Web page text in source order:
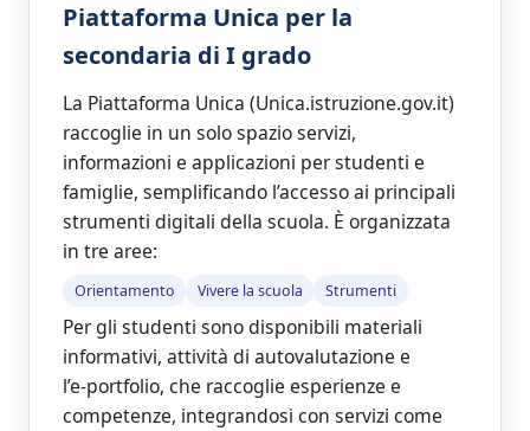
Piattaforma Unica per la
secondaria di I grado
La Piattaforma Unica (Unica.istruzione.gov.it)
raccoglie in un solo spazio servizi,
informazioni e applicazioni per studenti e
famiglie, semplificando l’accesso ai principali
strumenti digitali della scuola. È organizzata
in tre aree:
Orientamento Vivere la scuola Strumenti
Per gli studenti sono disponibili materiali
informativi, attività di autovalutazione e
l’e‑portfolio, che raccoglie esperienze e
competenze, integrandosi con servizi come